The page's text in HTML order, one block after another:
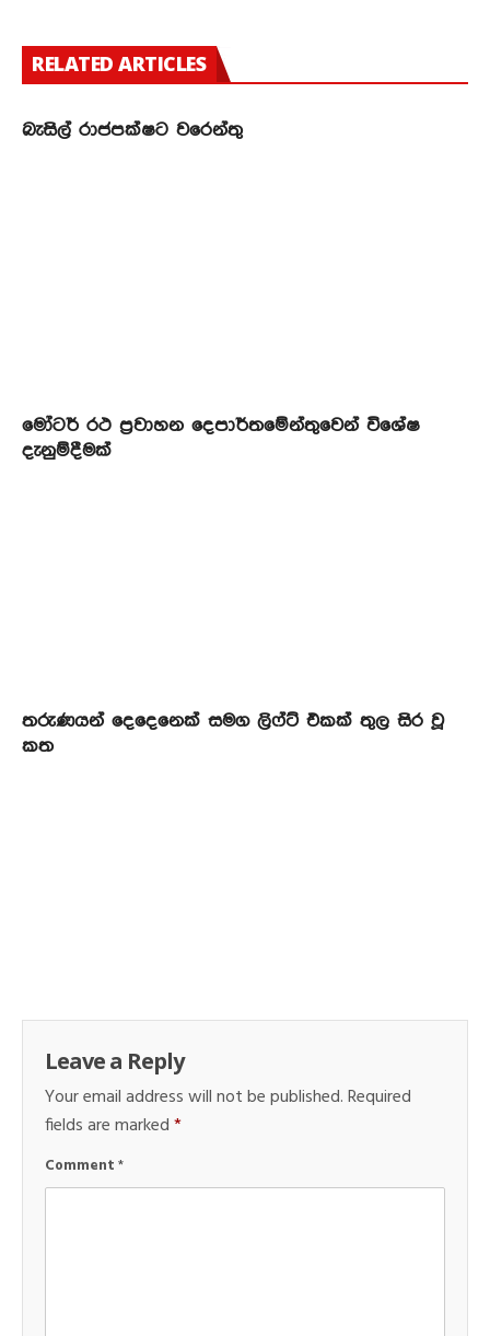
RELATED ARTICLES
බැසිල් රාජපක්ෂට වරෙන්තු
මෝටර් රථ ප්‍රවාහන දෙපාර්තමේන්තුවෙන් විශේෂ
දැනුම්දීමක්
තරුණයන් දෙදෙනෙක් සමග ලිෆ්ට් එකක් තුල සිර වූ
කත
Leave a Reply
Your email address will not be published.Required
fields are marked*
Comment*